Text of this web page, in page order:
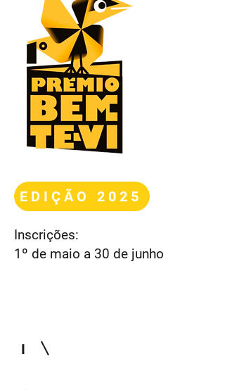
Inscrições:
1º de maio a 30 de junho
EDIÇÃO 2025
I